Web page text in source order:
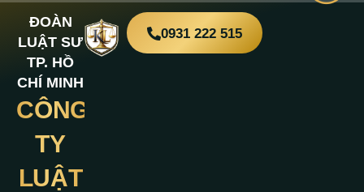
ĐOÀN
LUẬT SƯ
TP. HỒ
CHÍ MINH
CÔNG
TY
LUẬT
0931 222 515